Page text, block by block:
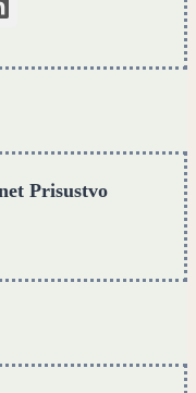
Prisustvo